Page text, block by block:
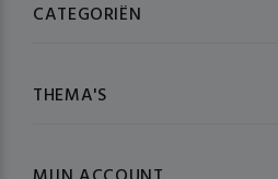
CATEGORIËN
THEMA'S